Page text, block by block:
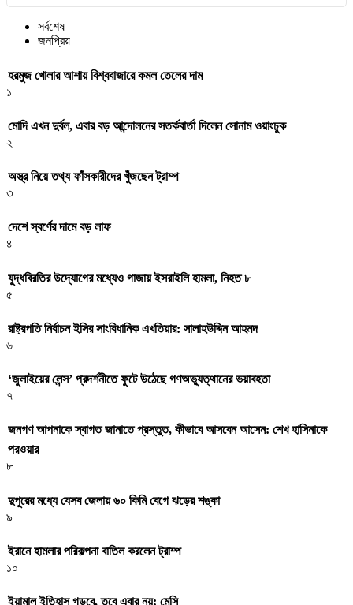
সর্বশেষ
জনপ্রিয়
হরমুজ খোলার আশায় বিশ্ববাজারে কমল তেলের দাম
১
মোদি এখন দুর্বল, এবার বড় আন্দোলনের সতর্কবার্তা দিলেন সোনাম ওয়াংচুক
২
অস্ত্র নিয়ে তথ্য ফাঁসকারীদের খুঁজছেন ট্রাম্প
৩
দেশে স্বর্ণের দামে বড় লাফ
৪
যুদ্ধবিরতির উদ্যোগের মধ্যেও গাজায় ইসরাইলি হামলা, নিহত ৮
৫
রাষ্ট্রপতি নির্বাচন ইসির সাংবিধানিক এখতিয়ার: সালাহউদ্দিন আহমদ
৬
‘জুলাইয়ের লেন্স’ প্রদর্শনীতে ফুটে উঠেছে গণঅভ্যুত্থানের ভয়াবহতা
৭
জনগণ আপনাকে স্বাগত জানাতে প্রস্তুত, কীভাবে আসবেন আসেন: শেখ হাসিনাকে
পরওয়ার
৮
দুপুরের মধ্যে যেসব জেলায় ৬০ কিমি বেগে ঝড়ের শঙ্কা
৯
ইরানে হামলার পরিকল্পনা বাতিল করলেন ট্রাম্প
১০
ইয়ামাল ইতিহাস গড়বে, তবে এবার নয়: মেসি